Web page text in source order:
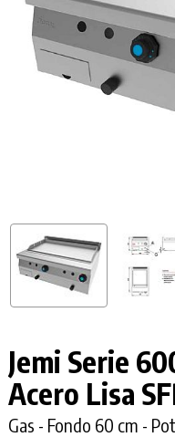
Jemi Serie
Acero Lisa
Gas - Fondo 60 cm -